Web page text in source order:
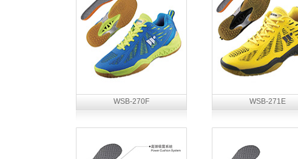
WSB-270F WSB-271E